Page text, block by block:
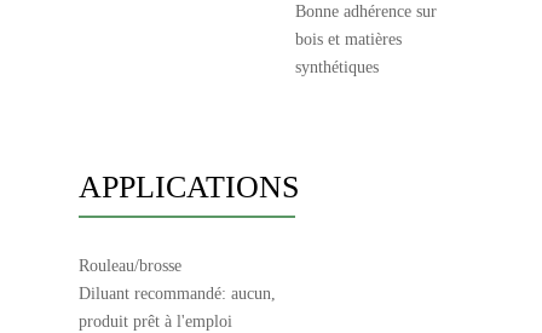
Bonne adhérence sur
bois et matières
synthétiques
APPLICATIONS
Rouleau/brosse
Diluant recommandé: aucun,
produit prêt à l'emploi